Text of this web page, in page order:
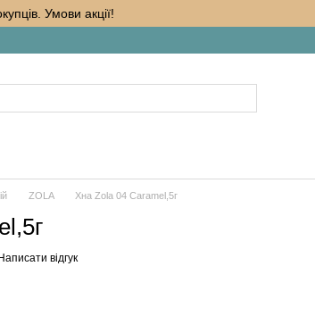
Умови акції!
ZOLA Хна Zola 04 Caramel,5г
Написати відгук